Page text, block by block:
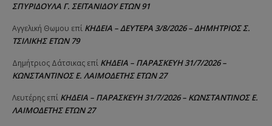
ΣΠΥΡΙΔΟΥΛΑ Γ. ΣΕΪΤΑΝΙΔΟΥ ΕΤΩΝ 91
Αγγελική Θωμου επί ΚΗΔΕΙΑ – ΔΕΥΤΕΡΑ 3/8/2026 – ΔΗΜΗΤΡΙΟΣ Σ.
ΤΣΙΛΙΚΗΣ ΕΤΩΝ 79
Δημήτριος Δάτσικας επί ΚΗΔΕΙΑ – ΠΑΡΑΣΚΕΥΗ 31/7/2026 –
ΚΩΝΣΤΑΝΤΙΝΟΣ Ε. ΛΑΙΜΟΔΕΤΗΣ ΕΤΩΝ 27
Λευτέρης επί ΚΗΔΕΙΑ – ΠΑΡΑΣΚΕΥΗ 31/7/2026 – ΚΩΝΣΤΑΝΤΙΝΟΣ Ε.
ΛΑΙΜΟΔΕΤΗΣ ΕΤΩΝ 27